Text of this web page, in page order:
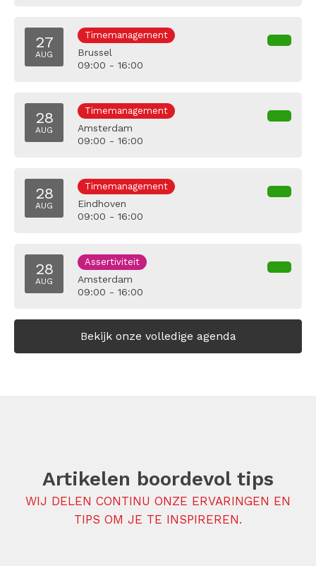
27
AUG
Timemanagement
Brussel
09:00 - 16:00
28
AUG
Timemanagement
Amsterdam
09:00 - 16:00
28
AUG
Timemanagement
Eindhoven
09:00 - 16:00
28
AUG
Assertiviteit
Amsterdam
09:00 - 16:00
Bekijk onze volledige agenda
Artikelen boordevol tips
WIJ DELEN CONTINU ONZE ERVARINGEN EN
TIPS OM JE TE INSPIREREN.